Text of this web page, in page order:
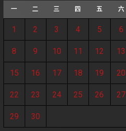
一 二 三 四 五 六
1 2 3 4 5 6
8 9 10 11 12 13
15 16 17 18 19 20
22 23 24 25 26 27
29 30